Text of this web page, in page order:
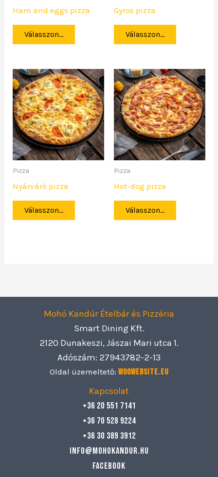
Ham and eggs pizza
Válasszon...
Gyros pizza
Válasszon...
Pizza
Nyárváró pizza
Válasszon...
Pizza
Hot-dog pizza
Válasszon...
Mohó Kandúr Ételbár és Pizzéria
Smart Dining Kft.
2120 Dunakeszi, Jászai Mari utca 1.
Adószám: 27943782-2-13
Oldal üzemeltető: Woowebsite.eu
Kapcsolat
+36 20 551 7141
+36 70 528 9224
+36 30 389 3912
info@mohokandur.hu
Facebook